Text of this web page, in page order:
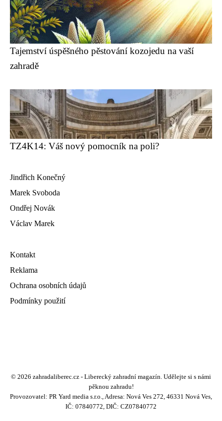
Tajemství úspěšného pěstování kozojedu na vaší
zahradě
TZ4K14: Váš nový pomocník na poli?
Jindřich Konečný
Marek Svoboda
Ondřej Novák
Václav Marek
Kontakt
Reklama
Ochrana osobních údajů
Podmínky použití
© 2026 zahradaliberec.cz - Liberecký zahradní magazín. Udělejte si s námi
pěknou zahradu!
Provozovatel: PR Yard media s.r.o., Adresa: Nová Ves 272, 46331 Nová Ves,
IČ: 07840772, DIČ: CZ07840772